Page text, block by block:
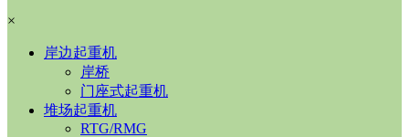
×
岸边起重机
岸桥
门座式起重机
堆场起重机
RTG/RMG